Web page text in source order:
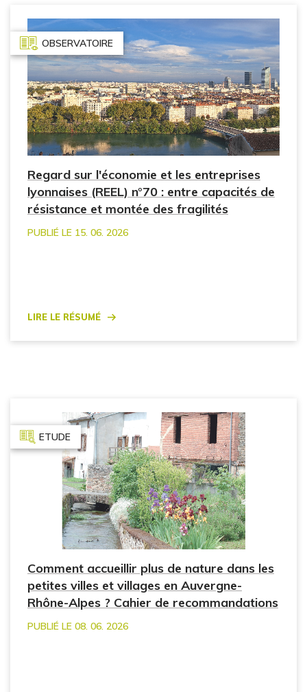
OBSERVATOIRE
Regard sur l'économie et les entreprises
lyonnaises (REEL) n°70 : entre capacités de
résistance et montée des fragilités
PUBLIÉ LE 15. 06. 2026
Lire le résumé
ETUDE
Comment accueillir plus de nature dans les
petites villes et villages en Auvergne-
Rhône-Alpes ? Cahier de recommandations
PUBLIÉ LE 08. 06. 2026